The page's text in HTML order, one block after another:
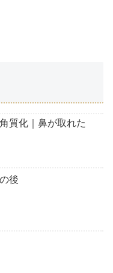
質化｜鼻が取れた
後